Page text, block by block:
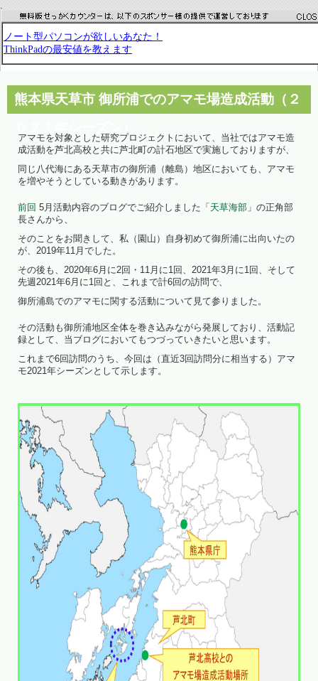
.
熊本県天草市 御所浦でのアマモ場造成活動（２
アマモを対象とした研究プロジェクトにおいて、当社ではアマモ造
成活動を芦北高校と共に芦北町の計石地区で実施しておりますが、
同じ八代海にある天草市の御所浦（離島）地区においても、アマモ
を増やそうとしている動きがあります。
前回 5月活動内容のブログでご紹介しました「 天草海部 」の正角部
長さんから、
そのことをお聞きして、私（園山）自身初めて御所浦に出向いたの
が、2019年11月でした。
その後も、2020年6月に2回・11月に1回、2021年3月に1回、そして
先週2021年6月に1回と、これまで計6回の訪問で、
御所浦島でのアマモに関する活動について見て参りました。
その活動も御所浦地区全体を巻き込みながら発展しており、活動記
録として、当ブログにおいてもつづっていきたいと思います。
これまで6回訪問のうち、今回は（直近3回訪問分に相当する）アマ
モ2021年シーズンとして示します。